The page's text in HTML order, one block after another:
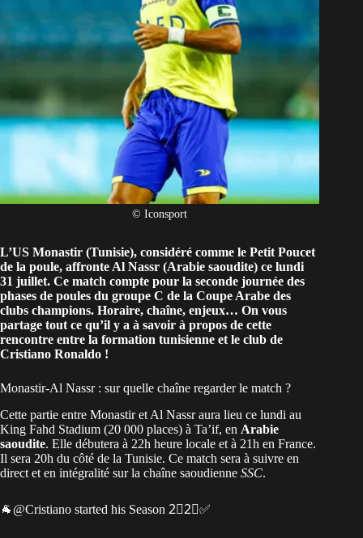
Paris sportifs
© Iconsport
L’US Monastir (Tunisie), considéré comme le Petit Poucet
de la poule, affronte Al Nassr (Arabie saoudite) ce lundi
31 juillet. Ce match compte pour la seconde journée des
phases de poules du groupe C de la Coupe Arabe des
clubs champions. Horaire, chaîne, enjeux… On vous
partage tout ce qu’il y a à savoir à propos de cette
rencontre entre la formation tunisienne et le club de
Cristiano Ronaldo !
Monastir-Al Nassr : sur quelle chaîne regarder le match ?
Cette partie entre Monastir et Al Nassr aura lieu ce lundi au
King Fahd Stadium (20 000 places) à Ta’if, en Arabie
saoudite. Elle débutera à 22h heure locale et à 21h en France.
Il sera 20h du côté de la Tunisie. Ce match sera à suivre en
direct et en intégralité sur la chaîne saoudienne SSC.
🐐 @Cristiano started his Season 2⃣2⃣✅